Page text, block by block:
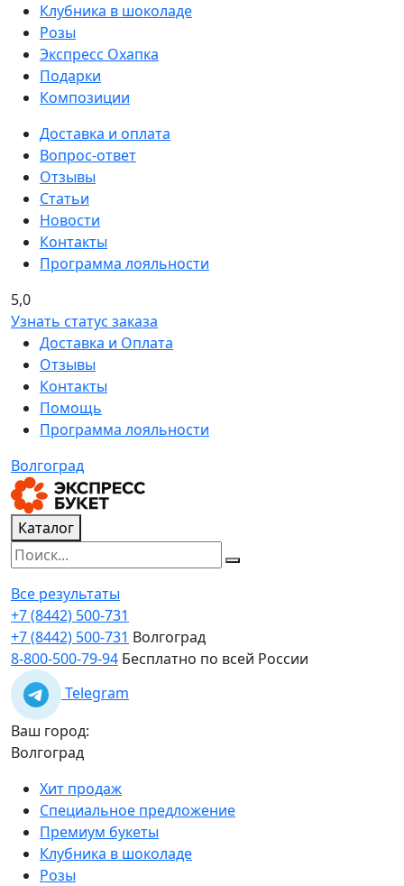
Клубника в шоколаде
Розы
Экспресс Охапка
Подарки
Композиции
Доставка и оплата
Вопрос-ответ
Отзывы
Статьи
Новости
Контакты
Программа лояльности
5,0
Узнать статус заказа
Доставка и Оплата
Отзывы
Контакты
Помощь
Программа лояльности
Волгоград
Каталог
Все результаты
+7 (8442) 500-731
+7 (8442) 500-731 Волгоград
8-800-500-79-94 Бесплатно по всей России
Telegram
Ваш город:
Волгоград
Хит продаж
Специальное предложение
Премиум букеты
Клубника в шоколаде
Розы